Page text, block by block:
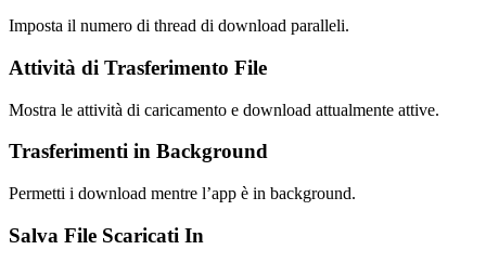
Imposta il numero di thread di download paralleli.
Attività di Trasferimento File
Mostra le attività di caricamento e download attualmente attive.
Trasferimenti in Background
Permetti i download mentre l’app è in background.
Salva File Scaricati In